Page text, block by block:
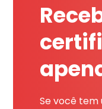
Se você tem